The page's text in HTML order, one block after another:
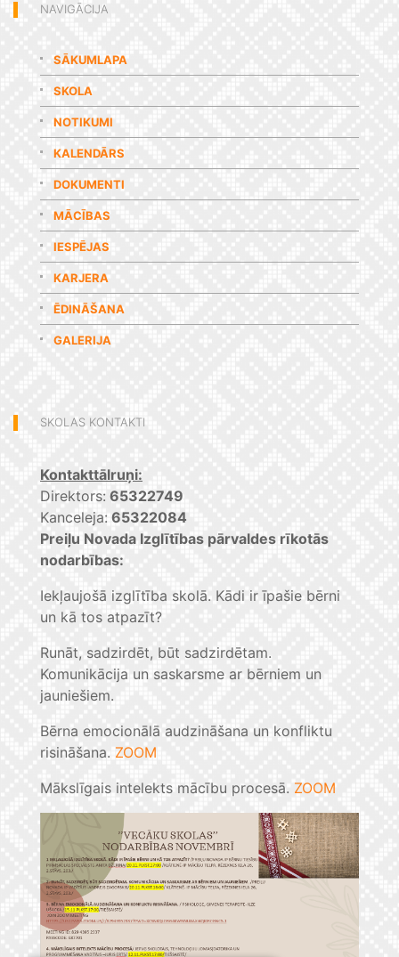
NAVIGĀCIJA
SĀKUMLAPA
SKOLA
NOTIKUMI
KALENDĀRS
DOKUMENTI
MĀCĪBAS
IESPĒJAS
KARJERA
ĒDINĀŠANA
GALERIJA
SKOLAS KONTAKTI
Kontakttālruņi:
Direktors: 65322749
Kanceleja: 65322084
Preiļu Novada Izglītības pārvaldes rīkotās
nodarbības:
Iekļaujošā izglītība skolā. Kādi ir īpašie bērni
un kā tos atpazīt?
Runāt, sadzirdēt, būt sadzirdētam.
Komunikācija un saskarsme ar bērniem un
jauniešiem.
Bērna emocionālā audzināšana un konfliktu
risināšana. ZOOM
Mākslīgais intelekts mācību procesā. ZOOM